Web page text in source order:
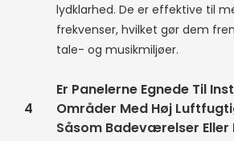
lydklarhed. De er effektive til
frekvenser, hvilket gør dem
tale- og musikmiljøer.
4
Er Panelerne Egnede Til
Områder Med Høj
Såsom Badeværelser Eller